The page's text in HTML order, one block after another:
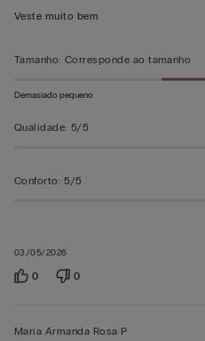
em
03/05/2026
Veste muito bem
Tamanho: Corresponde ao tamanho
Demasiado pequeno
Qualidade: 5/5
Conforto: 5/5
0 0
Maria Armanda Rosa P